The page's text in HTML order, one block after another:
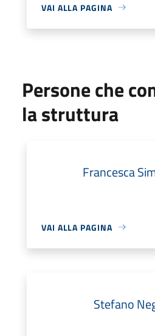
VAI ALLA PAGINA
Persone che
la struttura
Francesca
VAI ALLA PAGINA
Stefano